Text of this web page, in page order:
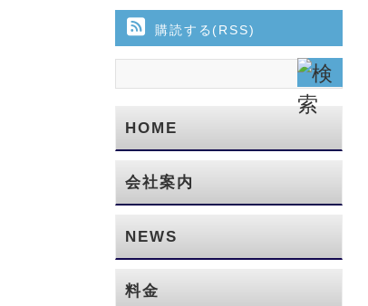
購読する(RSS)
HOME
会社案内
NEWS
料金